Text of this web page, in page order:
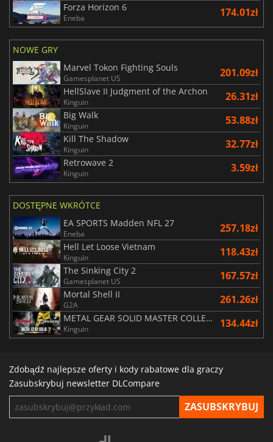
Forza Horizon 6
Eneba 174.01zł
NOWE GRY
Marvel Tokon Fighting Souls
Gamesplanet US 201.09zł
HellSlave II Judgment of the Archon
Kinguin 26.31zł
Big Walk
Kinguin 53.88zł
Kill The Shadow
Kinguin 32.77zł
Retrowave 2
Kinguin 3.59zł
DOSTĘPNE WKRÓTCE
EA SPORTS Madden NFL 27
Eneba 257.18zł
Hell Let Loose Vietnam
Kinguin 118.43zł
The Sinking City 2
Gamesplanet US 167.57zł
Mortal Shell II
G2A 261.26zł
METAL GEAR SOLID MASTER COLLECTION Vol.2
Kinguin 134.44zł
Zdobądź najlepsze oferty i kody rabatowe dla graczy
Zasubskrybuj newsletter DLCompare